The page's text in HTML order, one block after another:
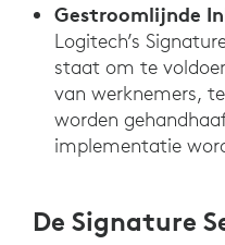
Gestroomlijnde
Logitech’s
staat om te
van werknemers,
worden
implementatie
De Signature